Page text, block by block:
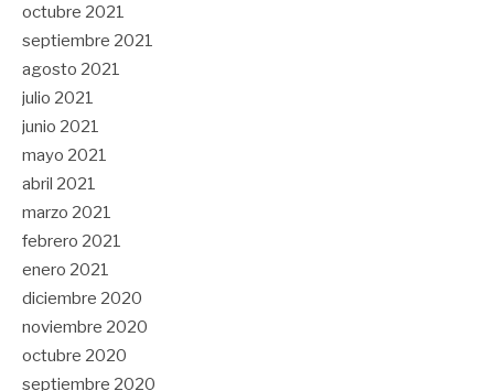
octubre 2021
septiembre 2021
agosto 2021
julio 2021
junio 2021
mayo 2021
abril 2021
marzo 2021
febrero 2021
enero 2021
diciembre 2020
noviembre 2020
octubre 2020
septiembre 2020